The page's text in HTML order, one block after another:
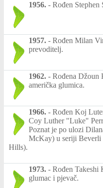
1956. - Rođen Stephen
1957. - Rođen Milan
prevoditelj.
1962. - Rođena Džoun
američka glumica.
1966. - Rođen Koj
Coy Luther "Luke"
Poznat je po ulozi
McKay) u seriji
Hills).
1973. - Rođen Takeshi
glumac i pjevač.